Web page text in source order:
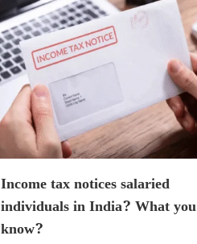
Income tax notices salaried
individuals in India? What you
know?